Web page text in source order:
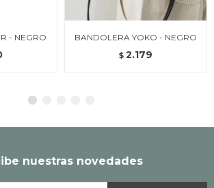
- NEGRO BANDOLERA YOKO - NEGRO
$ 2.179
nuestras novedades